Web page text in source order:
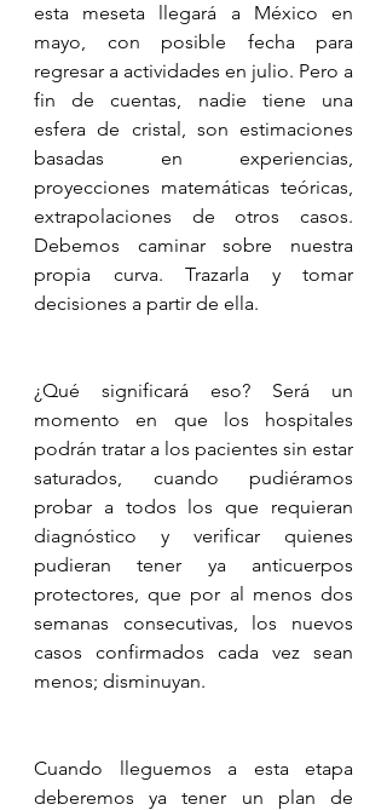
esta meseta llegará a México en
mayo, con posible fecha para
regresar a actividades en julio. Pero a
fin de cuentas, nadie tiene una
esfera de cristal, son estimaciones
basadas en experiencias,
proyecciones matemáticas teóricas,
extrapolaciones de otros casos.
Debemos caminar sobre nuestra
propia curva. Trazarla y tomar
decisiones a partir de ella.
¿Qué significará eso? Será un
momento en que los hospitales
podrán tratar a los pacientes sin estar
saturados, cuando pudiéramos
probar a todos los que requieran
diagnóstico y verificar quienes
pudieran tener ya anticuerpos
protectores, que por al menos dos
semanas consecutivas, los nuevos
casos confirmados cada vez sean
menos; disminuyan.
Cuando lleguemos a esta etapa
deberemos ya tener un plan de